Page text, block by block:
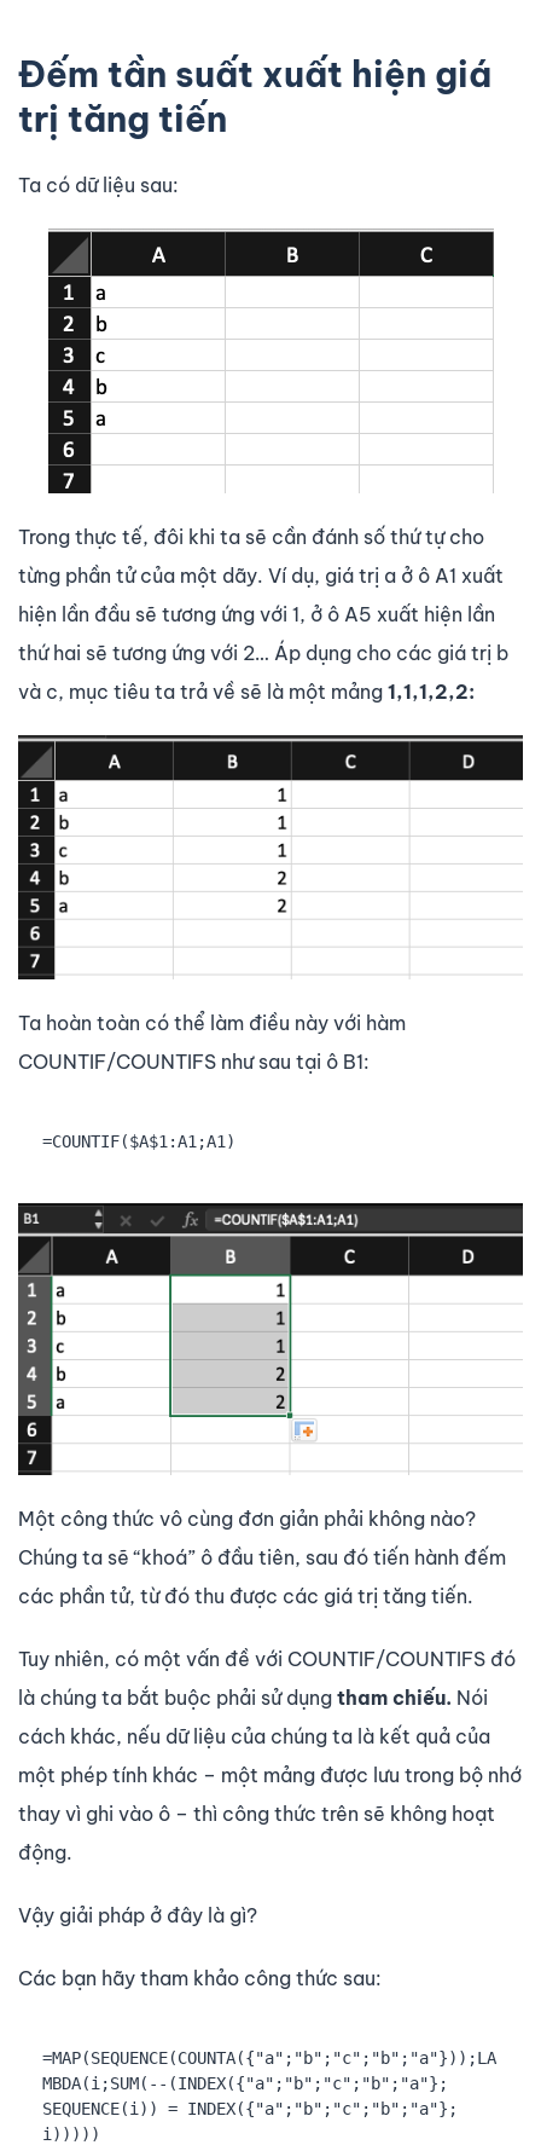
Đếm tần suất xuất hiện giá
trị tăng tiến
Ta có dữ liệu sau:
Trong thực tế, đôi khi ta sẽ cần đánh số thứ tự cho
từng phần tử của một dãy. Ví dụ, giá trị a ở ô A1 xuất
hiện lần đầu sẽ tương ứng với 1, ở ô A5 xuất hiện lần
thứ hai sẽ tương ứng với 2… Áp dụng cho các giá trị b
và c, mục tiêu ta trả về sẽ là một mảng 1,1,1,2,2:
Ta hoàn toàn có thể làm điều này với hàm
COUNTIF/COUNTIFS như sau tại ô B1:
Một công thức vô cùng đơn giản phải không nào?
Chúng ta sẽ “khoá” ô đầu tiên, sau đó tiến hành đếm
các phần tử, từ đó thu được các giá trị tăng tiến.
Tuy nhiên, có một vấn đề với COUNTIF/COUNTIFS đó
là chúng ta bắt buộc phải sử dụng tham chiếu. Nói
cách khác, nếu dữ liệu của chúng ta là kết quả của
một phép tính khác – một mảng được lưu trong bộ nhớ
thay vì ghi vào ô – thì công thức trên sẽ không hoạt
động.
Vậy giải pháp ở đây là gì?
Các bạn hãy tham khảo công thức sau:
=MAP(SEQUENCE(COUNTA({"a";"b";"c";"b";"a"}));LA
MBDA(i;SUM(--(INDEX({"a";"b";"c";"b";"a"};
SEQUENCE(i)) = INDEX({"a";"b";"c";"b";"a"};
i)))))